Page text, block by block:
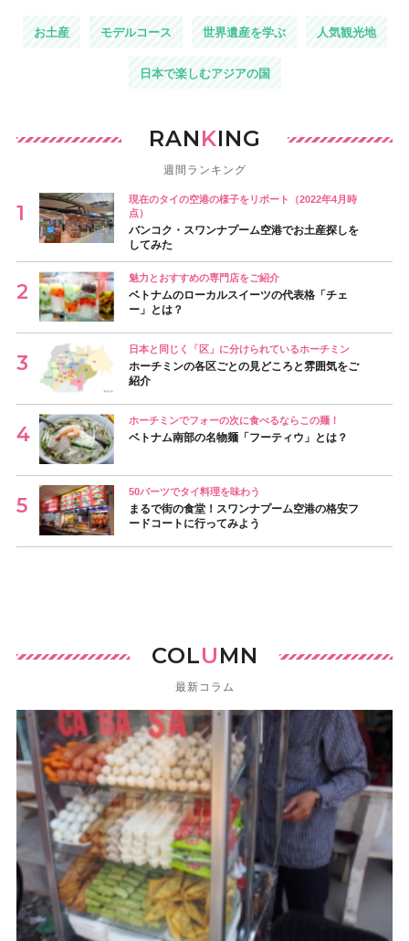
お土産 モデルコース 世界遺産を学ぶ 人気観光地
日本で楽しむアジアの国
RANKING
週間ランキング
現在のタイの空港の様子をリポート（2022年4月時
点）
バンコク・スワンナプーム空港でお土産探しを
してみた
魅力とおすすめの専門店をご紹介
ベトナムのローカルスイーツの代表格「チェ
ー」とは？
日本と同じく「区」に分けられているホーチミン
ホーチミンの各区ごとの見どころと雰囲気をご
紹介
ホーチミンでフォーの次に食べるならこの麺！
ベトナム南部の名物麺「フーティウ」とは？
50バーツでタイ料理を味わう
まるで街の食堂！スワンナプーム空港の格安フ
ードコートに行ってみよう
COLUMN
最新コラム